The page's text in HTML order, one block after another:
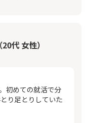
代 女性）
初めての就活で分
り足とりしていた